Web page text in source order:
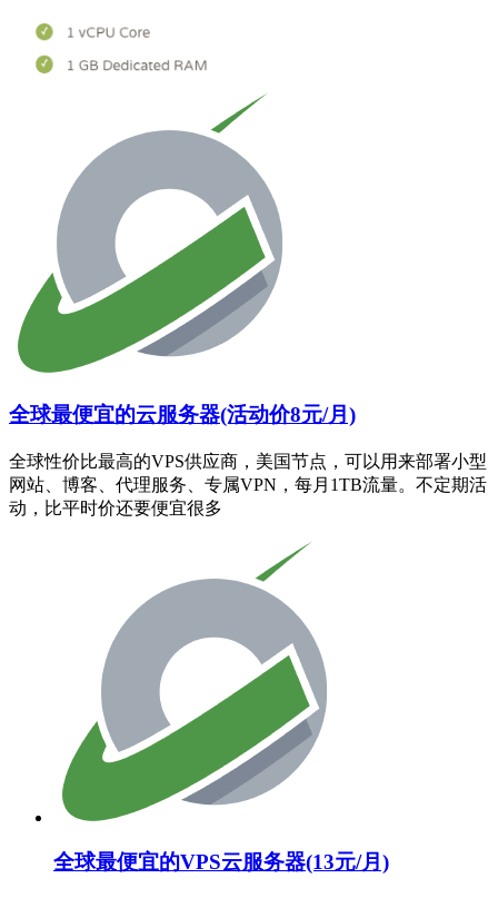
全球最便宜的云服务器(活动价8元/月)
全球性价比最高的VPS供应商，美国节点，可以用来部署小型
网站、博客、代理服务、专属VPN，每月1TB流量。不定期活
动，比平时价还要便宜很多
全球最便宜的VPS云服务器(13元/月)